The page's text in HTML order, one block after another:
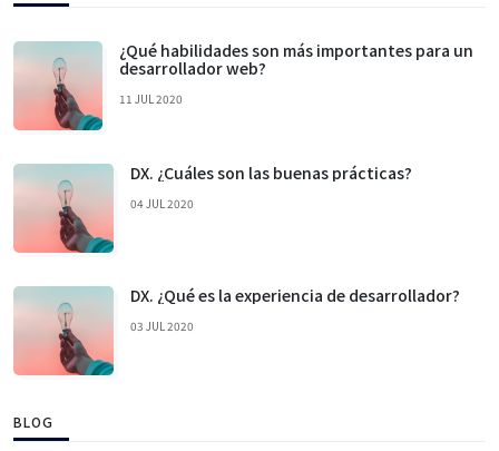
¿Qué habilidades son más importantes para un
desarrollador web?
11 JUL 2020
DX. ¿Cuáles son las buenas prácticas?
04 JUL 2020
DX. ¿Qué es la experiencia de desarrollador?
03 JUL 2020
BLOG